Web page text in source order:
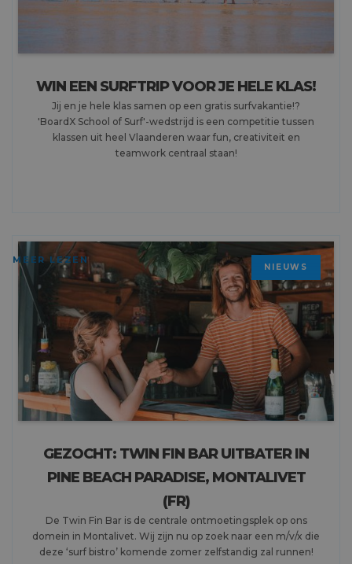
WIN EEN SURFTRIP VOOR JE HELE KLAS!
Jij en je hele klas samen op een gratis surfvakantie!?
'BoardX School of Surf'-wedstrijd is een competitie tussen
klassen uit heel Vlaanderen waar fun, creativiteit en
teamwork centraal staan!
GEZOCHT: TWIN FIN BAR UITBATER IN
PINE BEACH PARADISE, MONTALIVET
(FR)
De Twin Fin Bar is de centrale ontmoetingsplek op ons
domein in Montalivet. Wij zijn nu op zoek naar een m/v/x die
deze ‘surf bistro’ komende zomer zelfstandig zal runnen!
MEER LEZEN
NIEUWS